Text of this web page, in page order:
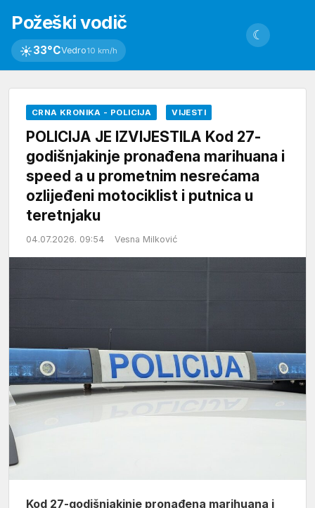
Požeški vodič
☀33°CVedro10 km/h
☾
CRNA KRONIKA - POLICIJA VIJESTI
POLICIJA JE IZVIJESTILA Kod 27-
godišnjakinje pronađena marihuana i
speed a u prometnim nesrećama
ozlijeđeni motociklist i putnica u
teretnjaku
04.07.2026. 09:54 Vesna Milković
Kod 27-godišnjakinje pronađena marihuana i